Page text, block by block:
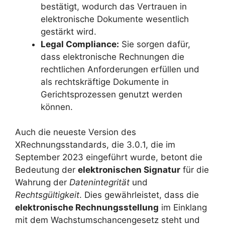
bestätigt, wodurch das Vertrauen in
elektronische Dokumente wesentlich
gestärkt wird.
Legal Compliance: Sie sorgen dafür,
dass elektronische Rechnungen die
rechtlichen Anforderungen erfüllen und
als rechtskräftige Dokumente in
Gerichtsprozessen genutzt werden
können.
Auch die neueste Version des
XRechnungsstandards, die 3.0.1, die im
September 2023 eingeführt wurde, betont die
Bedeutung der elektronischen Signatur für die
Wahrung der Datenintegrität und
Rechtsgültigkeit. Dies gewährleistet, dass die
elektronische Rechnungsstellung im Einklang
mit dem Wachstumschancengesetz steht und